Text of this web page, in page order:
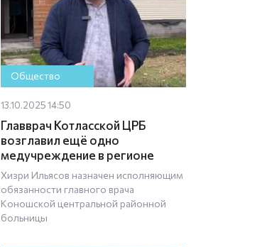
Общество
13.10.2025 14:50
Главврач Котласской ЦРБ
возглавил ещё одно
медучреждение в регионе
Хизри Ильясов назначен исполняющим
обязанности главного врача
Коношской центральной районной
больницы